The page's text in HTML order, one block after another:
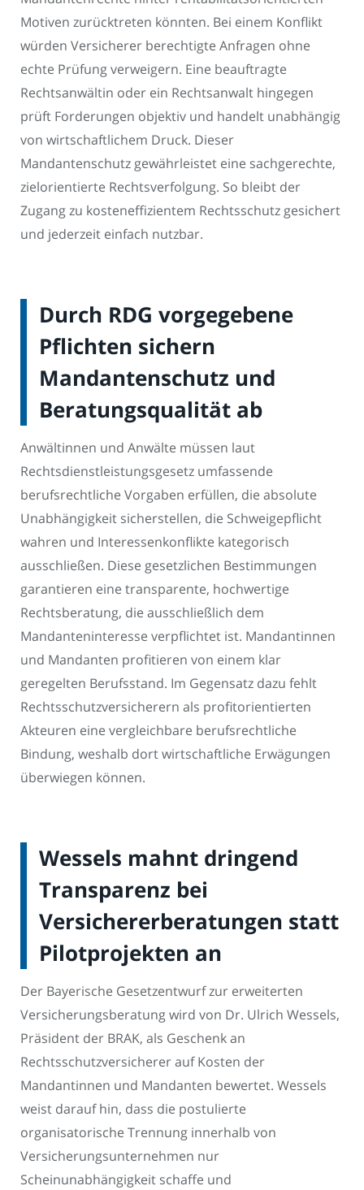
Motiven zurücktreten könnten. Bei einem Konflikt
würden Versicherer berechtigte Anfragen ohne
echte Prüfung verweigern. Eine beauftragte
Rechtsanwältin oder ein Rechtsanwalt hingegen
prüft Forderungen objektiv und handelt unabhängig
von wirtschaftlichem Druck. Dieser
Mandantenschutz gewährleistet eine sachgerechte,
zielorientierte Rechtsverfolgung. So bleibt der
Zugang zu kosteneffizientem Rechtsschutz gesichert
und jederzeit einfach nutzbar.
Durch RDG vorgegebene
Pflichten sichern
Mandantenschutz und
Beratungsqualität ab
Anwältinnen und Anwälte müssen laut
Rechtsdienstleistungsgesetz umfassende
berufsrechtliche Vorgaben erfüllen, die absolute
Unabhängigkeit sicherstellen, die Schweigepflicht
wahren und Interessenkonflikte kategorisch
ausschließen. Diese gesetzlichen Bestimmungen
garantieren eine transparente, hochwertige
Rechtsberatung, die ausschließlich dem
Mandanteninteresse verpflichtet ist. Mandantinnen
und Mandanten profitieren von einem klar
geregelten Berufsstand. Im Gegensatz dazu fehlt
Rechtsschutzversicherern als profitorientierten
Akteuren eine vergleichbare berufsrechtliche
Bindung, weshalb dort wirtschaftliche Erwägungen
überwiegen können.
Wessels mahnt dringend
Transparenz bei
Versichererberatungen statt
Pilotprojekten an
Der Bayerische Gesetzentwurf zur erweiterten
Versicherungsberatung wird von Dr. Ulrich Wessels,
Präsident der BRAK, als Geschenk an
Rechtsschutzversicherer auf Kosten der
Mandantinnen und Mandanten bewertet. Wessels
weist darauf hin, dass die postulierte
organisatorische Trennung innerhalb von
Versicherungsunternehmen nur
Scheinunabhängigkeit schaffe und